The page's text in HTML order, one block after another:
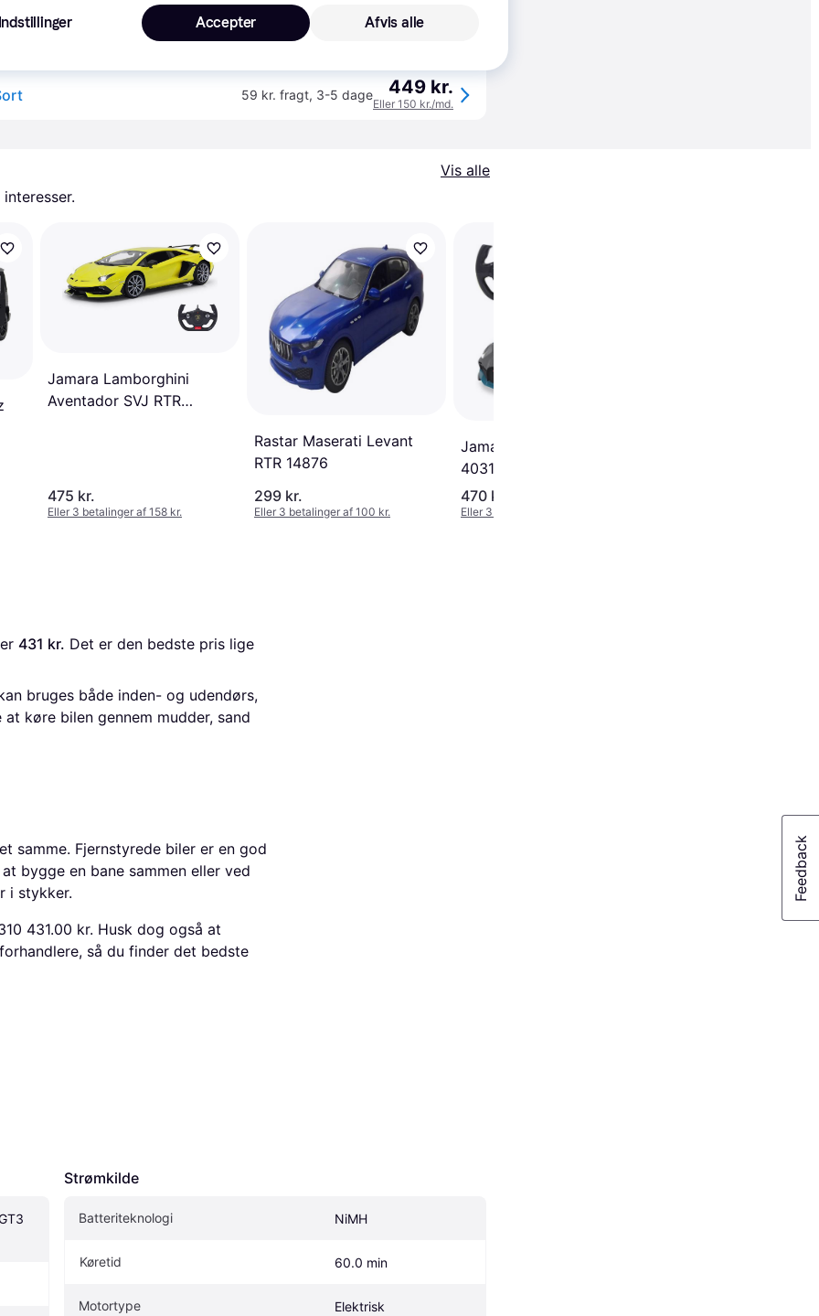
59 kr. fragt, 3-5 dage 449 kr.
Eller 150 kr./md.
Vis alle
Jamara Lamborghini
Aventador SVJ RTR
475 kr.
Eller 3 betalinger af 158 kr.
Rastar Maserati Levant
RTR 14876
299 kr.
Eller 3 betalinger af 100 kr.
Jamara Bugatti Divo RTR
403131
470 kr.
Eller 3 betalinger af 157 kr.
431 kr. Det er den bedste pris lige
bruges både inden- og udendørs,
køre bilen gennem mudder, sand
samme. Fjernstyrede biler er en god
bygge en bane sammen eller ved
i stykker.
431.00 kr. Husk dog også at
så du finder det bedste
Strømkilde
Batteriteknologi NiMH
Køretid 60.0 min
Motortype Elektrisk
Afvis alle
Accepter